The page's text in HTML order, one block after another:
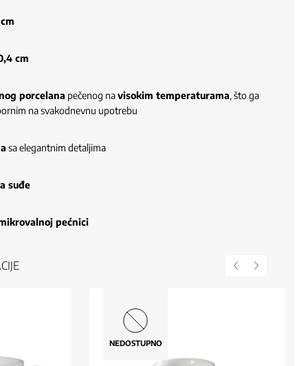
cm
porcelana pečenog navisokim temperaturama, što ga
na svakodnevnu upotrebu
sa elegantnim detaljima
suđe
pećnici
NEDOSTUPNO